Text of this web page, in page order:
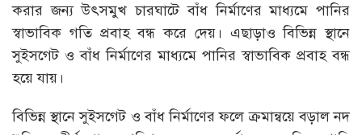
করার জন্য উৎসমুখ চারঘাটে বাঁধ নির্মাণের মাধ্যমে পানির
স্বাভাবিক গতি প্রবাহ বন্ধ করে দেয়। এছাড়াও বিভিন্ন স্থানে
সুইসগেট ও বাঁধ নির্মাণের মাধ্যমে পানির স্বাভাবিক প্রবাহ বন্ধ
হয়ে যায়।
বিভিন্ন স্থানে সুইসগেট ও বাঁধ নির্মাণের ফলে ক্রমান্বয়ে বড়াল নদ